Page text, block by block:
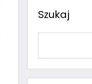
Szukaj